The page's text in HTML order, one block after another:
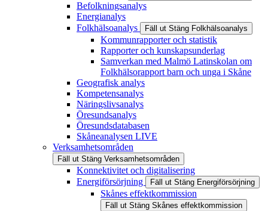
Befolkningsanalys
Energianalys
Folkhälsoanalys
Fäll ut Stäng Folkhälsoanalys
Kommunrapporter och statistik
Rapporter och kunskapsunderlag
Samverkan med Malmö Latinskolan om
Folkhälsorapport barn och unga i Skåne
Geografisk analys
Kompetensanalys
Näringslivsanalys
Öresundsanalys
Öresundsdatabasen
Skåneanalysen LIVE
Verksamhetsområden
Fäll ut Stäng Verksamhetsområden
Konnektivitet och digitalisering
Energiförsörjning
Fäll ut Stäng Energiförsörjning
Skånes effektkommission
Fäll ut Stäng Skånes effektkommission